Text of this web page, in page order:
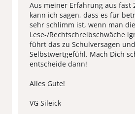
Aus meiner Erfahrung aus fast
kann ich sagen, dass es für
sehr schlimm ist, wenn man die
Lese-/Rechtschreibschwäche
führt das zu Schulversagen
Selbstwertgefühl. Mach Dich
entscheide dann!
Alles Gute!